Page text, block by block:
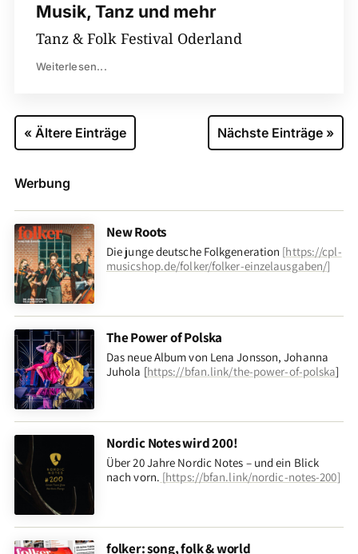
Musik, Tanz und mehr
Tanz & Folk Festival Oderland
Weiterlesen...
« Ältere Einträge Nächste Einträge »
Werbung
New Roots
Die junge deutsche Folkgeneration [https://cpl-
musicshop.de/folker/folker-einzelausgaben/]
The Power of Polska
Das neue Album von Lena Jonsson, Johanna
Juhola [https://bfan.link/the-power-of-polska]
Nordic Notes wird 200!
Über 20 Jahre Nordic Notes – und ein Blick
nach vorn. [https://bfan.link/nordic-notes-200]
folker: song, folk & world